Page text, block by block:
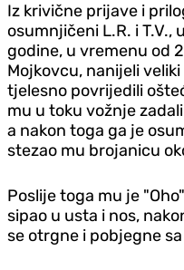
Iz krivične prijave i
osumnjičeni L.R. i
godine, u vremenu od
Mojkovcu, nanijeli
tjelesno povrijedili
mu u toku vožnje
a nakon toga ga je
stezao mu brojanicu
Poslije toga mu je
sipao u usta i nos,
se otrgne i pobjegne